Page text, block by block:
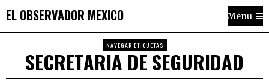
EL OBSERVADOR MEXICO Menu
NAVEGAR ETIQUETAS
SECRETARIA DE SEGURIDAD